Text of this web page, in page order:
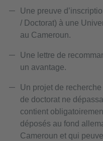
Une preuve
/ Doctorat) à une
au Cameroun.
Une lettre de
un avantage.
Un projet de
de doctorat ne
contient
déposés au fond
Cameroun et qui